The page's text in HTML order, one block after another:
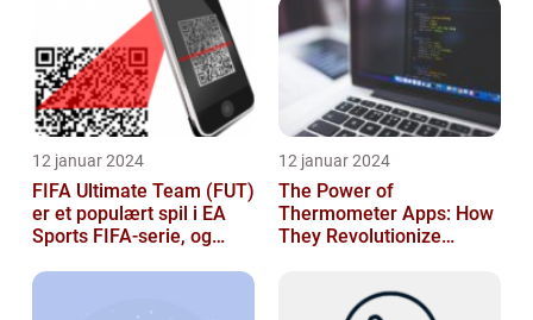
12 januar 2024
FIFA Ultimate Team (FUT)
er et populært spil i EA
Sports FIFA-serie, og
spæ...
12 januar 2024
The Power of
Thermometer Apps: How
They Revolutionize